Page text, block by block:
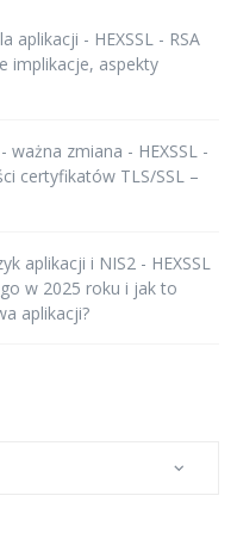
aplikacji - HEXSSL - RSA
implikacje, aspekty
ważna zmiana - HEXSSL -
certyfikatów TLS/SSL –
aplikacji i NIS2 - HEXSSL
w 2025 roku i jak to
aplikacji?